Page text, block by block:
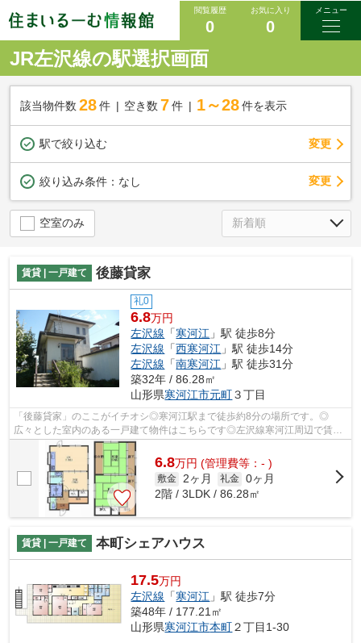
閲覧履歴
0
お気に入り
0
メニュー
JR左沢線の駅選択画面
該当物件数 28件 空き数 7 件 1～28 件を表示
駅で絞り込む 変更
絞り込み条件： なし 変更
空室のみ
賃貸 | 一戸建て 後藤貸家
礼0
6.8万円
左沢線 「寒河江 」駅 徒歩8分
左沢線 「西寒河江 」駅 徒歩14分
左沢線 「南寒河江 」駅 徒歩31分
築32年 / 86.28㎡
山形県寒河江市元町３丁目
「後藤貸家」のここがイチオシ◎寒河江駅まで徒歩約8分の場所です。◎
広々とした室内のある一戸建て物件はこちらです◎左沢線寒河江周辺で賃貸
をお探しなら、当社にお任せください◎お問い...
6.8万円 (管理費等：- )
敷金 2ヶ月 礼金 0ヶ月
2階 / 3LDK / 86.28㎡
賃貸 | 一戸建て 本町シェアハウス
17.5万円
左沢線 「寒河江 」駅 徒歩7分
築48年 / 177.21㎡
山形県寒河江市本町２丁目1-30